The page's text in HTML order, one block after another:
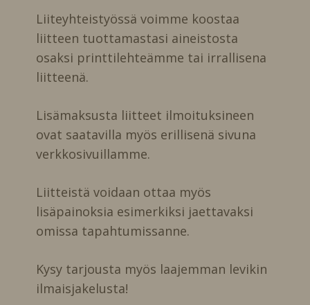
Liiteyhteistyössä voimme koostaa
liitteen tuottamastasi aineistosta
osaksi printtilehteämme tai irrallisena
liitteenä.
Lisämaksusta liitteet ilmoituksineen
ovat saatavilla myös erillisenä sivuna
verkkosivuillamme.
Liitteistä voidaan ottaa myös
lisäpainoksia esimerkiksi jaettavaksi
omissa tapahtumissanne.
Kysy tarjousta myös laajemman levikin
ilmaisjakelusta!